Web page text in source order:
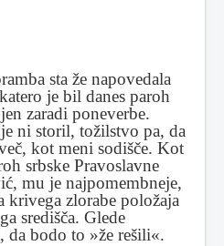
sta že napovedala
je bil danes paroh
zaradi poneverbe.
ni storil, tožilstvo pa, da
kot meni sodišče. Kot
srbske Pravoslavne
mu je najpomembneje,
krivega zlorabe položaja
središča. Glede
da bodo to »že rešili«.